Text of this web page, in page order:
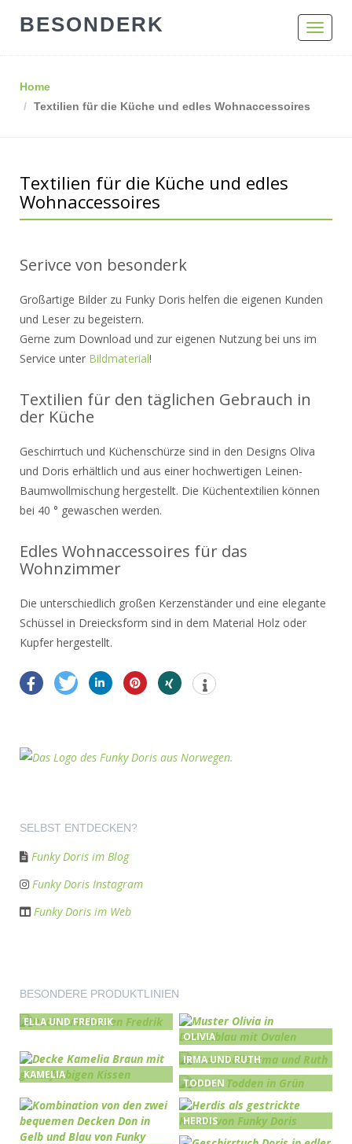
Toggle
BESONDERK
Home
Textilien für die Küche und edles Wohnaccessoires
Textilien für die Küche und edles
Wohnaccessoires
Serivce von besonderk
Großartige Bilder zu Funky Doris helfen die eigenen Kunden
und Leser zu begeistern.
Gerne zum Download und zur eigenen Nutzung bei uns im
Service unter Bildmaterial!
Textilien für den täglichen Gebrauch in
der Küche
Geschirrtuch und Küchenschürze sind in den Designs Oliva
und Doris erhältlich und aus einer hochwertigen Leinen-
Baumwollmischung hergestellt. Die Küchentextilien können
bei 40 ° gewaschen werden.
Edles Wohnaccessoires für das
Wohnzimmer
Die unterschiedlich großen Kerzenständer und eine elegante
Schüssel in Dreiecksform sind in dem Material Holz oder
Kupfer hergestellt.
SELBST ENTDECKEN?
Funky Doris im Blog
Funky Doris Instagram
Funky Doris im Web
BESONDERE PRODUKTLINIEN
ELLA UND FREDRIK
OLIVIA
KAMELIA
IRMA UND RUTH
TODDEN
HERDIS